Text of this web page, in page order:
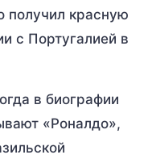
получил красную
с Португалией в
в биографии
«Роналдо»,